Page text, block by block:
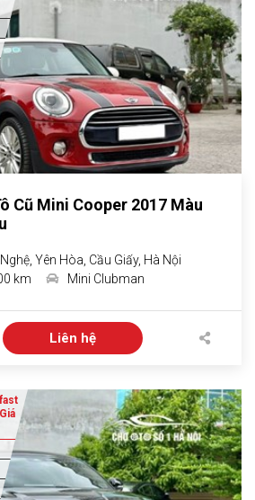
Cũ Mini Cooper 2017 Màu
Yên Hòa, Cầu Giấy, Hà Nội
km Mini Clubman
Liên hệ